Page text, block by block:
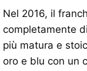
Nel 2016, il
completamente
più matura e
oro e blu con un